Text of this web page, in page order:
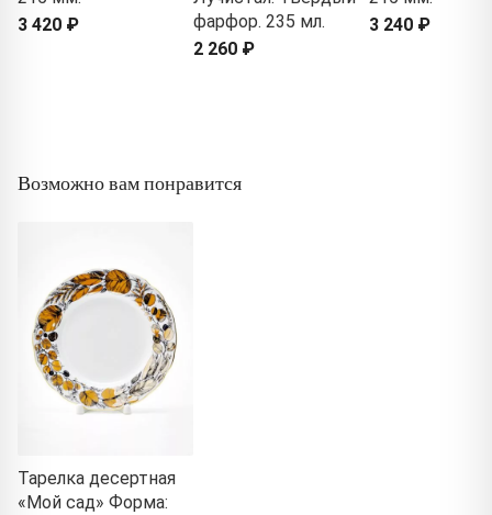
3 420 ₽
фарфор. 235 мл.
2 260 ₽
3 240 ₽
Возможно вам понравится
Тарелка десертная
«Мой сад» Форма: